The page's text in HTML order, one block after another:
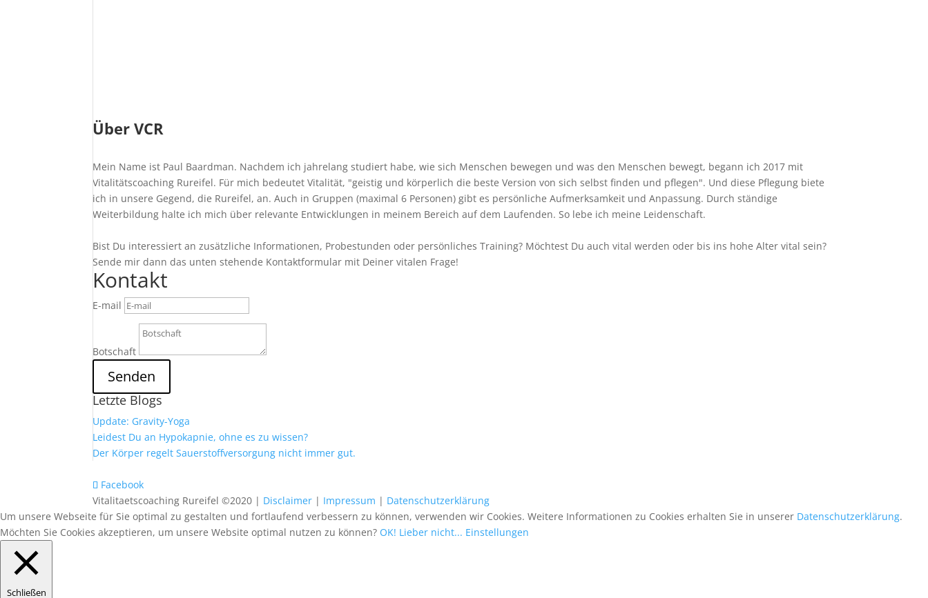
Über VCR
Mein Name ist Paul Baardman. Nachdem ich jahrelang studiert habe, wie sich Menschen bewegen und was den Menschen bewegt, begann ich 2017 mit
Vitalitätscoaching Rureifel. Für mich bedeutet Vitalität, "geistig und körperlich die beste Version von sich selbst finden und pflegen". Und diese Pflegung biete
ich in unsere Gegend, die Rureifel, an. Auch in Gruppen (maximal 6 Personen) gibt es persönliche Aufmerksamkeit und Anpassung. Durch ständige
Weiterbildung halte ich mich über relevante Entwicklungen in meinem Bereich auf dem Laufenden. So lebe ich meine Leidenschaft.
Bist Du interessiert an zusätzliche Informationen, Probestunden oder persönliches Training? Möchtest Du auch vital werden oder bis ins hohe Alter vital sein?
Sende mir dann das unten stehende Kontaktformular mit Deiner vitalen Frage!
Kontakt
E-mail
Botschaft
Senden
Letzte Blogs
Update: Gravity-Yoga
Leidest Du an Hypokapnie, ohne es zu wissen?
Der Körper regelt Sauerstoffversorgung nicht immer gut.
Facebook
Vitalitaetscoaching Rureifel ©2020 | Disclaimer | Impressum | Datenschutzerklärung
Um unsere Webseite für Sie optimal zu gestalten und fortlaufend verbessern zu können, verwenden wir Cookies. Weitere Informationen zu Cookies erhalten Sie in unserer Datenschutzerklärung.
Möchten Sie Cookies akzeptieren, um unsere Website optimal nutzen zu können? OK! Lieber nicht... Einstellungen
Schließen